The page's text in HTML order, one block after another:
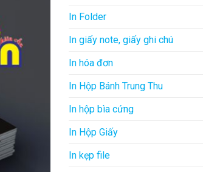
In Folder
In giấy note, giấy ghi chú
In hóa đơn
In Hộp Bánh Trung Thu
In hộp bìa cứng
In Hộp Giấy
In kẹp file